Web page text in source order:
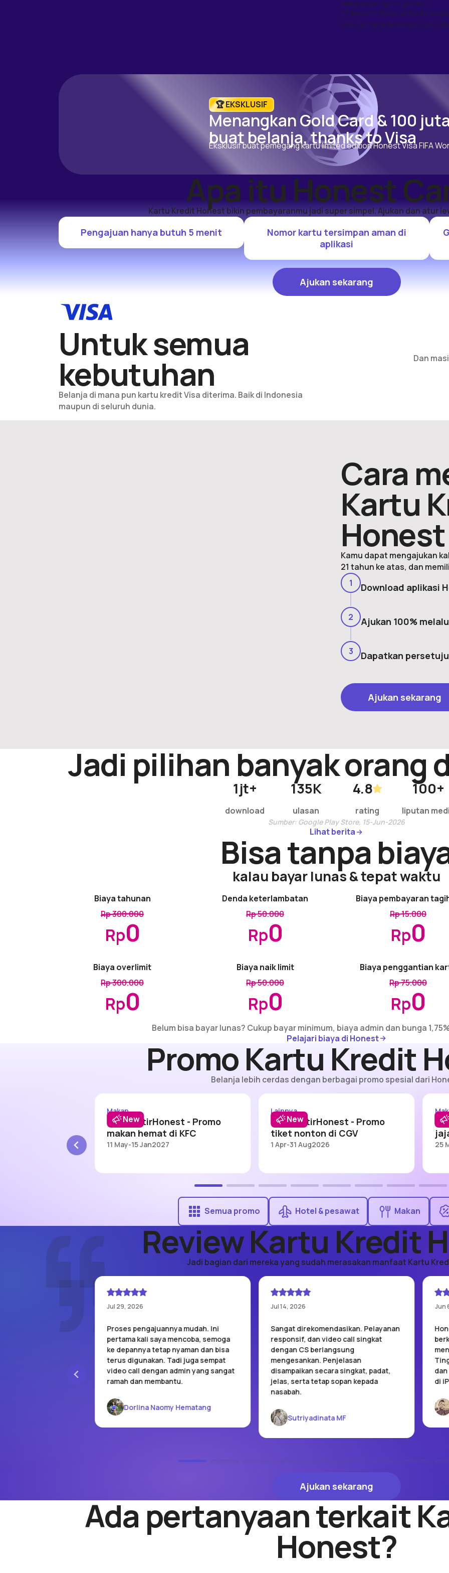
berbeda tergantung profil pemohon.
PT Honest Financial
Otoritas Jasa Keuangan (OJK)
🏆️ EKSKLUSIF
Menangkan Gold Card & 100 juta
buat belanja, thanks to Visa
Eksklusif buat pemegang kartu limited edition Honest Visa FIFA
Apa itu Honest
Kartu Kredit Honest bikin pembayaranmu jadi super simpel. Ajukan dan atur
Pengajuan hanya butuh 5 menit
Nomor kartu tersimpan aman di
aplikasi
Ajukan sekarang
Ajukan sekarang
Untuk semua
kebutuhan
Belanja di mana pun kartu kredit Visa diterima. Baik di Indonesia
maupun di seluruh dunia.
Dan
Cara
Kartu
Honest
Kamu dapat mengajukan
21 tahun ke atas, dan
1
Download aplikasi
2 Ajukan 100%
3 Dapatkan
Ajukan sekarang
Ajukan sekarang
Jadi pilihan banyak orang
1jt+
download
135K
ulasan
4.8
rating
100+
liputan
Sumber: Google Play Store, 15-Jun-2026
Lihat berita
Lihat berita
Bisa tanpa
kalau bayar lunas & tepat waktu
Biaya tahunan
Rp 300.000
Rp0
Denda keterlambatan
Rp 50.000
Rp0
Biaya pembayaran
Rp 15.000
Rp0
Biaya overlimit
Rp 300.000
Rp0
Biaya naik limit
Rp 50.000
Rp0
Biaya penggantian
Rp 75.000
Rp0
Belum bisa bayar lunas? Cukup bayar minimum, biaya admin dan bunga
Pelajari biaya di Honest
Pelajari biaya di Honest
Promo Kartu Kredit
Belanja lebih cerdas dengan berbagai promo spesial dari
#DitraktirHonest - KFC
Makan
#DitraktirHonest - Promo
makan hemat di KFC
11 May-15 Jan2027
New
#DitraktirHonest - CGV
Lainnya
#DitraktirHonest - Promo
tiket nonton di CGV
1 Apr-31 Aug2026
New
25
Semua promo Hotel & pesawat Makan
Review Kartu Kredit
Jadi bagian dari mereka yang sudah merasakan manfaat Kartu
Jul 29, 2026
Proses pengajuannya mudah. Ini
pertama kali saya mencoba, semoga
ke depannya tetap nyaman dan bisa
terus digunakan. Tadi juga sempat
video call dengan admin yang sangat
ramah dan membantu.
Dorlina Naomy Hematang
Jul 14, 2026
Sangat direkomendasikan. Pelayanan
responsif, dan video call singkat
dengan CS berlangsung
mengesankan. Penjelasan
disampaikan secara singkat, padat,
jelas, serta tetap sopan kepada
nasabah.
Sutriyadinata MF
Jun
di
Ajukan sekarang
Ajukan sekarang
Ada pertanyaan terkait
Honest?